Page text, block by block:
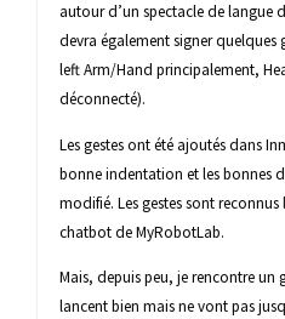
autour d’un spectacle de langue
devra également signer quelques
left Arm/Hand principalement,
déconnecté).
Les gestes ont été ajoutés dans
bonne indentation et les bonnes
modifié. Les gestes sont
chatbot de MyRobotLab.
Mais, depuis peu, je rencontre un
lancent bien mais ne vont pas